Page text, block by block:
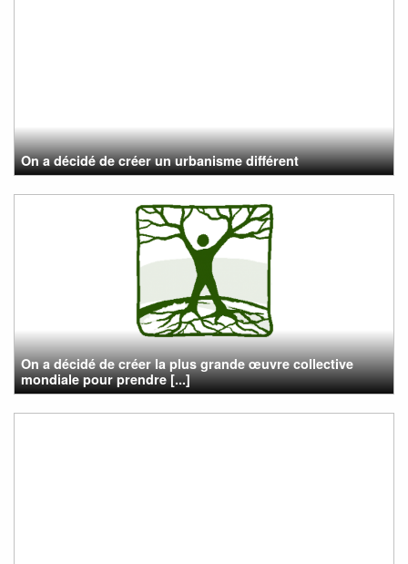
On a décidé de créer un urbanisme différent
On a décidé de créer la plus grande œuvre collective
mondiale pour prendre [...]